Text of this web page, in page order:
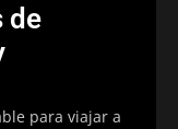
de
para viajar a